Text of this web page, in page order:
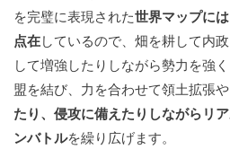
を完璧に表現された世界マップに
点在しているので、畑を耕して内
して増強したりしながら勢力を強
盟を結び、力を合わせて領土拡張や
たり、侵攻に備えたりしながらリ
ンバトルを繰り広げます。